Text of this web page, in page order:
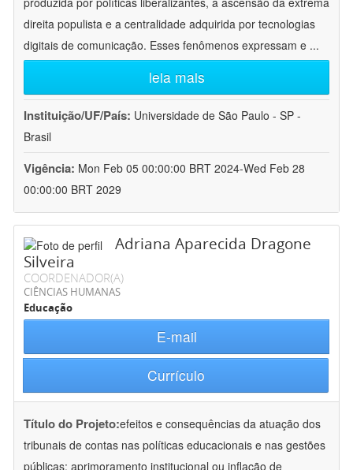
direita populista e a centralidade adquirida por tecnologias
digitais de comunicação. Esses fenômenos expressam e ...
leia mais
Instituição/UF/País: Universidade de São Paulo - SP -
Brasil
Vigência: Mon Feb 05 00:00:00 BRT 2024-Wed Feb 28
00:00:00 BRT 2029
Adriana Aparecida Dragone
Silveira
COORDENADOR(A)
CIÊNCIAS HUMANAS
Educação
E-mail
Currículo
Título do Projeto:efeitos e consequências da atuação dos
tribunais de contas nas políticas educacionais e nas gestões
públicas: aprimoramento institucional ou inflação de